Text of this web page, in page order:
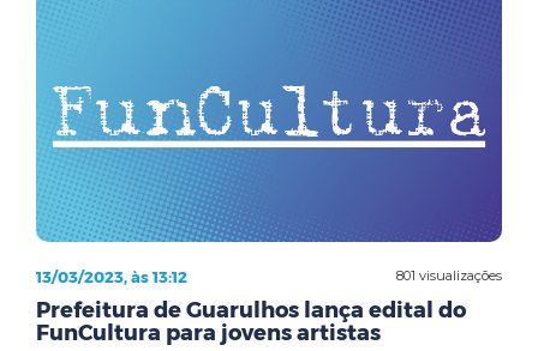
801 visualizações
13/03/2023, às 13:12
Prefeitura de Guarulhos lança edital do
FunCultura para jovens artistas